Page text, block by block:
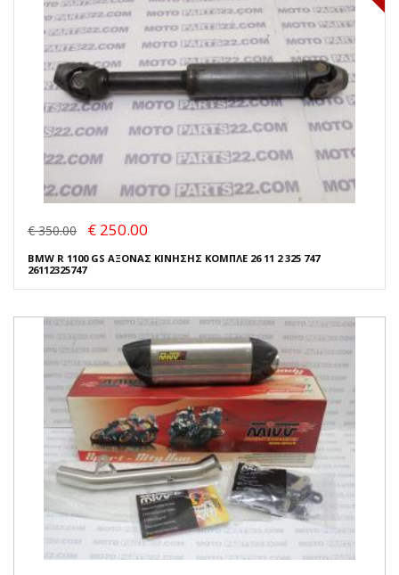
€ 350.00 € 250.00
BMW R 1100 GS ΑΞΟΝΑΣ ΚΙΝΗΣΗΣ ΚΟΜΠΛΕ 26 11 2 325 747
26112325747